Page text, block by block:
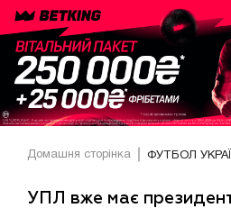
Домашня сторінка ФУТБОЛ
УПЛ вже має